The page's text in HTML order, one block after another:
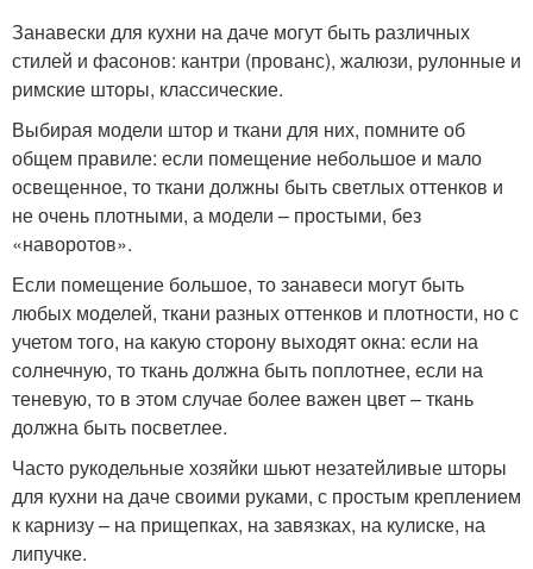
Занавески для кухни на даче могут быть различных
стилей и фасонов: кантри (прованс), жалюзи, рулонные и
римские шторы, классические.
Выбирая модели штор и ткани для них, помните об
общем правиле: если помещение небольшое и мало
освещенное, то ткани должны быть светлых оттенков и
не очень плотными, а модели – простыми, без
«наворотов».
Если помещение большое, то занавеси могут быть
любых моделей, ткани разных оттенков и плотности, но с
учетом того, на какую сторону выходят окна: если на
солнечную, то ткань должна быть поплотнее, если на
теневую, то в этом случае более важен цвет – ткань
должна быть посветлее.
Часто рукодельные хозяйки шьют незатейливые шторы
для кухни на даче своими руками, с простым креплением
к карнизу – на прищепках, на завязках, на кулиске, на
липучке.